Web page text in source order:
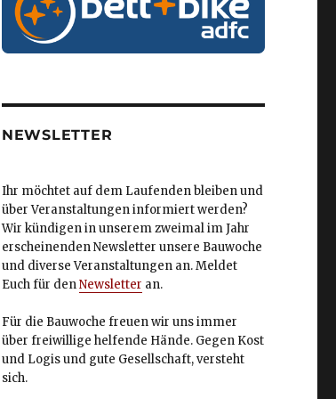
NEWSLETTER
Ihr möchtet auf dem Laufenden bleiben und
über Veranstaltungen informiert werden?
Wir kündigen in unserem zweimal im Jahr
erscheinenden Newsletter unsere Bauwoche
und diverse Veranstaltungen an. Meldet
Euch für denNewsletter an.
Für die Bauwoche freuen wir uns immer
über freiwillige helfende Hände. Gegen Kost
und Logis und gute Gesellschaft, versteht
sich.